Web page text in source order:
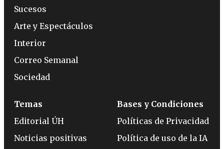
Sucesos
Arte y Espectáculos
Interior
Correo Semanal
Sociedad
Temas
Editorial ÚH
Noticias positivas
Bases y Condiciones
Políticas de Privacidad
Política de uso de la IA